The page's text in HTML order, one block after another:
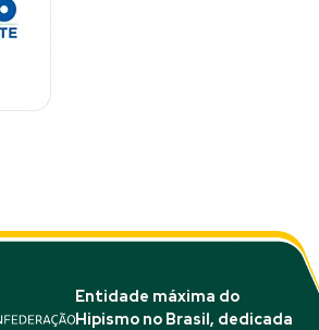
Entidade máxima do
Hipismo no Brasil, dedicada